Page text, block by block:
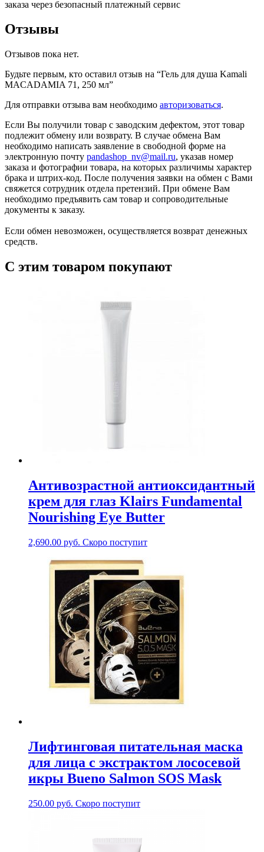
заказа через безопасный платежный сервис
Отзывы
Отзывов пока нет.
Будьте первым, кто оставил отзыв на “Гель для душа Kamali
MACADAMIA 71, 250 мл”
Для отправки отзыва вам необходимо авторизоваться.
Если Вы получили товар с заводским дефектом, этот товар
подлежит обмену или возврату. В случае обмена Вам
необходимо написать заявление в свободной форме на
электронную почту pandashop_nv@mail.ru, указав номер
заказа и фотографии товара, на которых различимы характер
брака и штрих-код. После получения заявки на обмен с Вами
свяжется сотрудник отдела претензий. При обмене Вам
необходимо предъявить сам товар и сопроводительные
документы к заказу.
Если обмен невозможен, осуществляется возврат денежных
средств.
С этим товаром покупают
Антивозрастной антиоксидантный
крем для глаз Klairs Fundamental
Nourishing Eye Butter
2,690.00 руб. Скоро поступит
Лифтинговая питательная маска
для лица с экстрактом лососевой
икры Bueno Salmon SOS Mask
250.00 руб. Скоро поступит